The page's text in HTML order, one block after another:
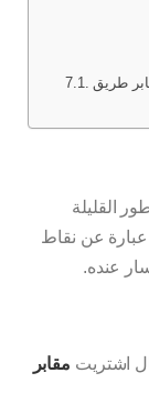
طريق
القليلة
عن نقاط
عنده.
اشتريت مقابر